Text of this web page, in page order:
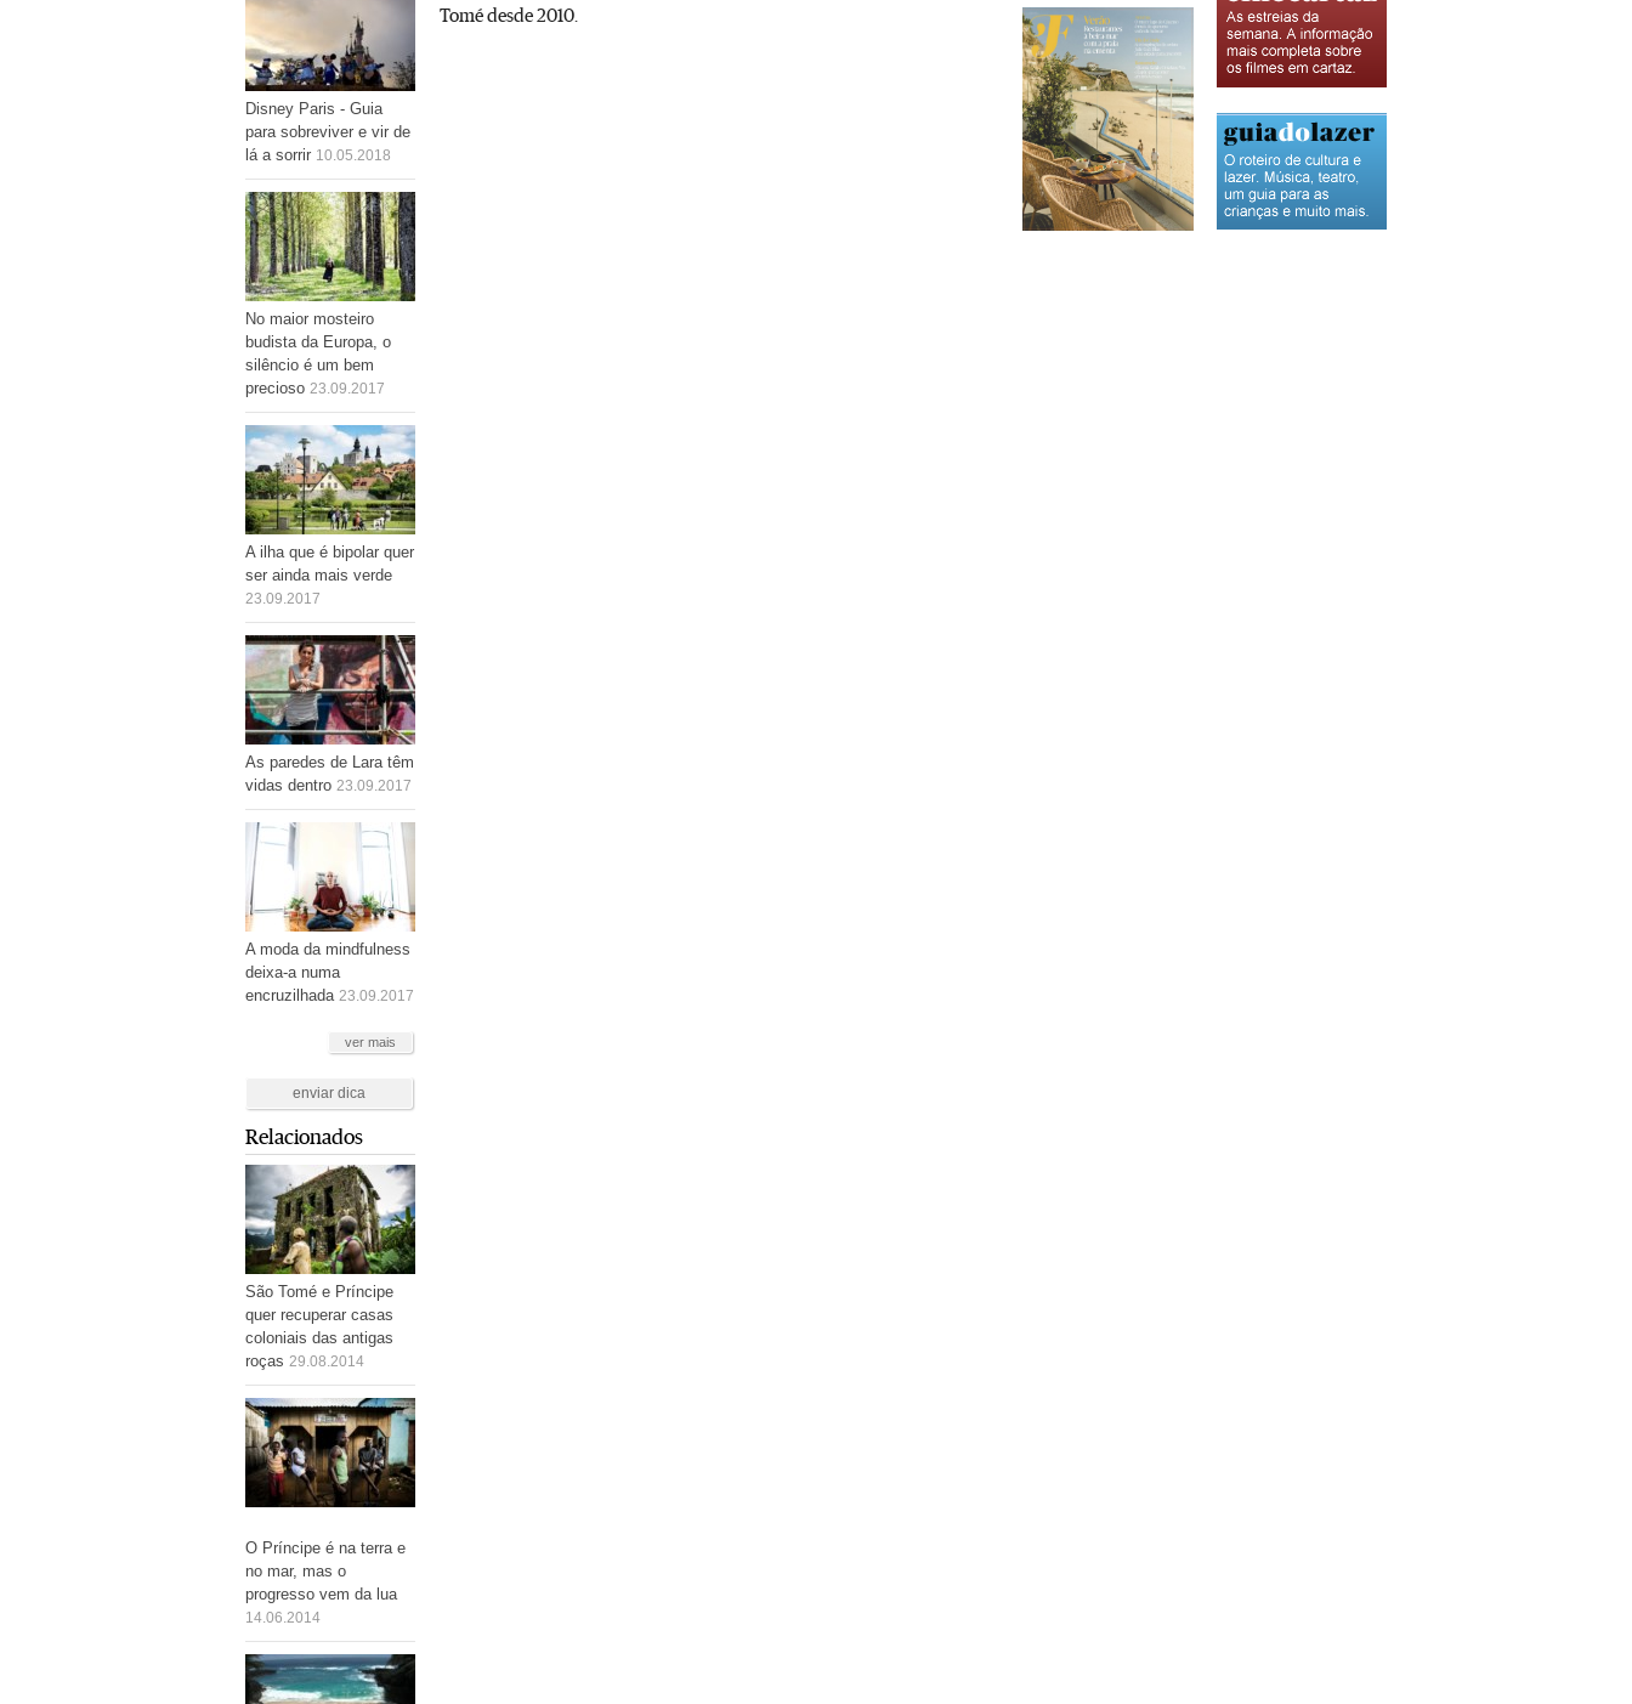
Disney Paris - Guia
para sobreviver e vir de
lá a sorrir 10.05.2018
No maior mosteiro
budista da Europa, o
silêncio é um bem
precioso 23.09.2017
A ilha que é bipolar quer
ser ainda mais verde
23.09.2017
As paredes de Lara têm
vidas dentro 23.09.2017
A moda da mindfulness
deixa-a numa
encruzilhada 23.09.2017
ver mais
enviar dica
Relacionados
São Tomé e Príncipe
quer recuperar casas
coloniais das antigas
roças 29.08.2014
O Príncipe é na terra e
no mar, mas o
progresso vem da lua
14.06.2014
Tomé desde 2010.